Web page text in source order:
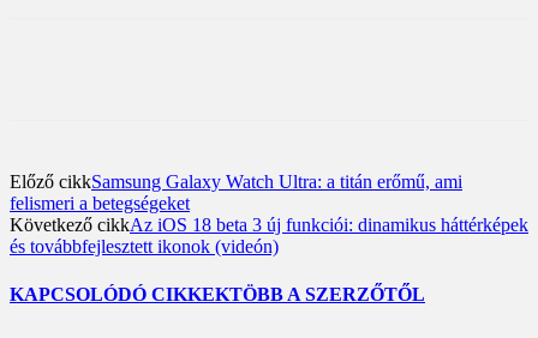
Előző cikkSamsung Galaxy Watch Ultra: a titán erőmű, ami
felismeri a betegségeket
Következő cikkAz iOS 18 beta 3 új funkciói: dinamikus háttérképek
és továbbfejlesztett ikonok (videón)
KAPCSOLÓDÓ CIKKEKTÖBB A SZERZŐTŐL